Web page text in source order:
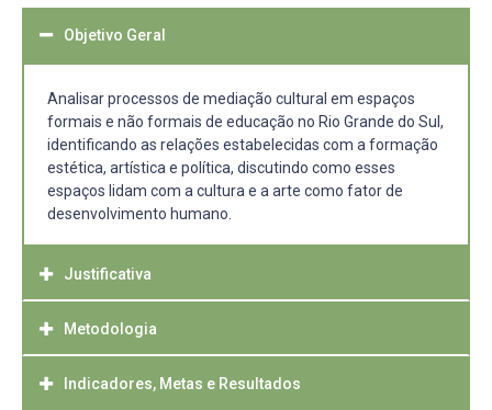
Objetivo Geral
Analisar processos de mediação cultural em espaços
formais e não formais de educação no Rio Grande do Sul,
identificando as relações estabelecidas com a formação
estética, artística e política, discutindo como esses
espaços lidam com a cultura e a arte como fator de
desenvolvimento humano.
Justificativa
Atualmente, enquanto pesquisador, faço parte do grupo
de pesquisa “Arte e estética na educação” do programa
de pós-graduação em Educação da Universidade Regional
Metodologia
Os estudos a ser desenvolvidos irão apresentar
Indicadores, Metas e Resultados